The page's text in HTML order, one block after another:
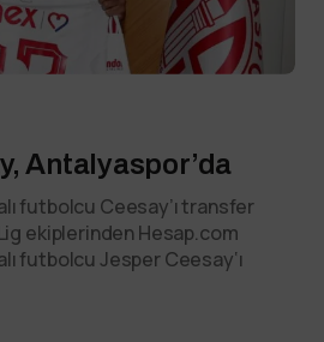
Antalyaspor’da
futbolcu Ceesay’ı transfer
ekiplerinden Hesap.com
futbolcu Jesper Ceesay‘ı